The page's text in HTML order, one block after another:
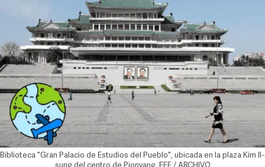
Biblioteca "Gran Palacio de Estudios del Pueblo", ubicada en la plaza Kim Il-